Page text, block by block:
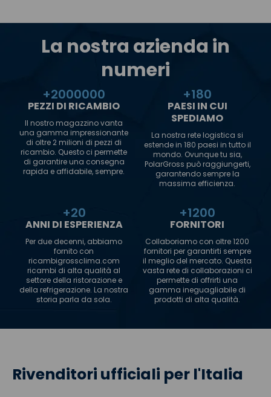
La nostra azienda in
numeri
+2000000
PEZZI DI RICAMBIO
Il nostro magazzino vanta
una gamma impressionante
di oltre 2 milioni di pezzi di
ricambio. Questo ci permette
di garantire una consegna
rapida e affidabile, sempre.
+180
PAESI IN CUI
SPEDIAMO
La nostra rete logistica si
estende in 180 paesi in tutto il
mondo. Ovunque tu sia,
PolarGross può raggiungerti,
garantendo sempre la
massima efficienza.
+20
ANNI DI ESPERIENZA
Per due decenni, abbiamo
fornito con
ricambigrossclima.com
ricambi di alta qualità al
settore della ristorazione e
della refrigerazione. La nostra
storia parla da sola.
+1200
FORNITORI
Collaboriamo con oltre 1200
fornitori per garantirti sempre
il meglio del mercato. Questa
vasta rete di collaborazioni ci
permette di offrirti una
gamma ineguagliabile di
prodotti di alta qualità.
Rivenditori ufficiali per l'Italia